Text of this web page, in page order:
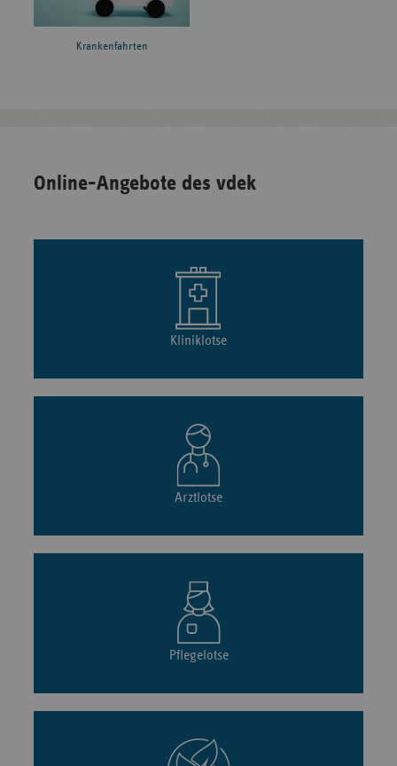
Krankenfahrten
Online-Angebote des vdek
Kliniklotse
Arztlotse
Pflegelotse